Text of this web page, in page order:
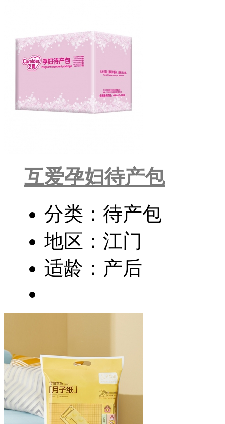
互爱孕妇待产包
分类：待产包
地区：江门
适龄：产后